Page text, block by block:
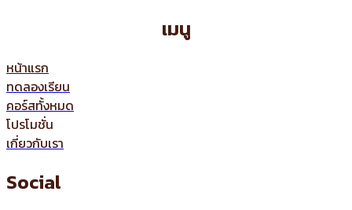
เมนู
หน้าแรก
ทดลองเรียน
คอร์สทั้งหมด
โปรโมชั่น
เกี่ยวกับเรา
Social